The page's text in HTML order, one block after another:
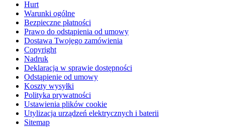
Hurt
Warunki ogólne
Bezpieczne płatności
Prawo do odstąpienia od umowy
Dostawa Twojego zamówienia
Copyright
Nadruk
Deklaracja w sprawie dostępności
Odstąpienie od umowy
Koszty wysyłki
Polityka prywatności
Ustawienia plików cookie
Utylizacja urządzeń elektrycznych i baterii
Sitemap